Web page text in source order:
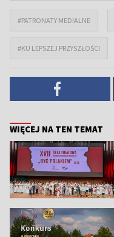
#PATRONATY MEDIALNE
#KU LEPSZEJ PRZYSZŁOŚCI
WIĘCEJ NA TEN TEMAT